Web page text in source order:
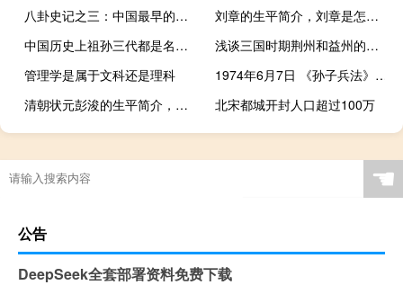
八卦史记之三：中国最早的四大恶人
刘章的生平简介，刘章是怎么死的？
中国历史上祖孙三代都是名将的家族
浅谈三国时期荆州和益州的重要性
管理学是属于文科还是理科
1974年6月7日 《孙子兵法》和《孙膑兵法》竹简出土
清朝状元彭浚的生平简介，彭浚的对联故事
北宋都城开封人口超过100万
☚
公告
DeepSeek全套部署资料免费下载